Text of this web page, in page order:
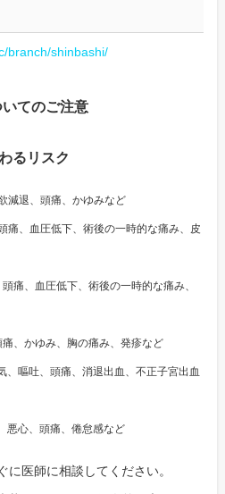
branch/shinbashi/
てのご注意
るリスク
減退、頭痛、かゆみなど
痛、血圧低下、術後の一時的な痛み、皮
痛、血圧低下、術後の一時的な痛み、
痛、かゆみ、胸の痛み、発疹など
、嘔吐、頭痛、消退出血、不正子宮出血
悪心、頭痛、倦怠感など
医師に相談してください。